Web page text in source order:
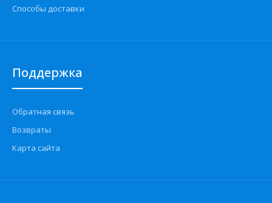
Способы доставки
Поддержка
Обратная связь
Возвраты
Карта сайта